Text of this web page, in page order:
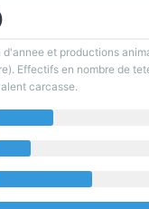
et productions
Effectifs en nombre de
carcasse.